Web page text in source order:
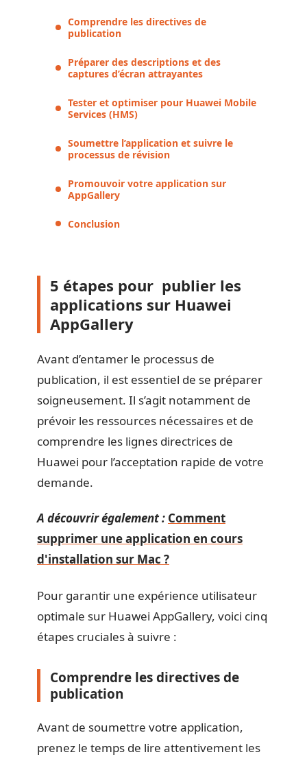
Comprendre les directives de
publication
Préparer des descriptions et des
captures d’écran attrayantes
Tester et optimiser pour Huawei Mobile
Services (HMS)
Soumettre l’application et suivre le
processus de révision
Promouvoir votre application sur
AppGallery
Conclusion
5 étapes pour publier les
applications sur Huawei
AppGallery
Avant d’entamer le processus de
publication, il est essentiel de se préparer
soigneusement. Il s’agit notamment de
prévoir les ressources nécessaires et de
comprendre les lignes directrices de
Huawei pour l’acceptation rapide de votre
demande.
A découvrir également : Comment
supprimer une application en cours
d'installation sur Mac ?
Pour garantir une expérience utilisateur
optimale sur Huawei AppGallery, voici cinq
étapes cruciales à suivre :
Comprendre les directives de
publication
Avant de soumettre votre application,
prenez le temps de lire attentivement les